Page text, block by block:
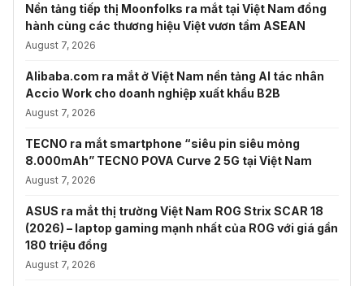
Nền tảng tiếp thị Moonfolks ra mắt tại Việt Nam đồng
hành cùng các thương hiệu Việt vươn tầm ASEAN
August 7, 2026
Alibaba.com ra mắt ở Việt Nam nền tảng AI tác nhân
Accio Work cho doanh nghiệp xuất khẩu B2B
August 7, 2026
TECNO ra mắt smartphone “siêu pin siêu mỏng
8.000mAh” TECNO POVA Curve 2 5G tại Việt Nam
August 7, 2026
ASUS ra mắt thị trường Việt Nam ROG Strix SCAR 18
(2026) – laptop gaming mạnh nhất của ROG với giá gần
180 triệu đồng
August 7, 2026